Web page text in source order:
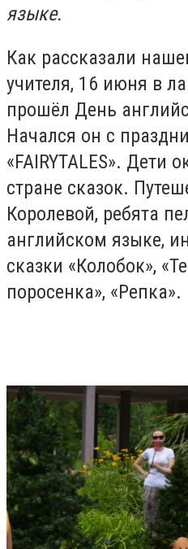
языке.
Как рассказали
учителя, 16 июня в
прошёл День
Начался он с
«FAIRYTALES». Дети
стране сказок.
Королевой, ребята
английском языке,
сказки «Колобок»,
поросенка», «Репка».